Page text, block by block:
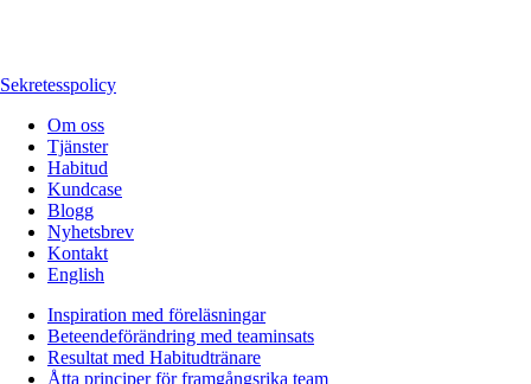
Sekretesspolicy
Om oss
Tjänster
Habitud
Kundcase
Blogg
Nyhetsbrev
Kontakt
English
Inspiration med föreläsningar
Beteendeförändring med teaminsats
Resultat med Habitudtränare
Åtta principer för framgångsrika team